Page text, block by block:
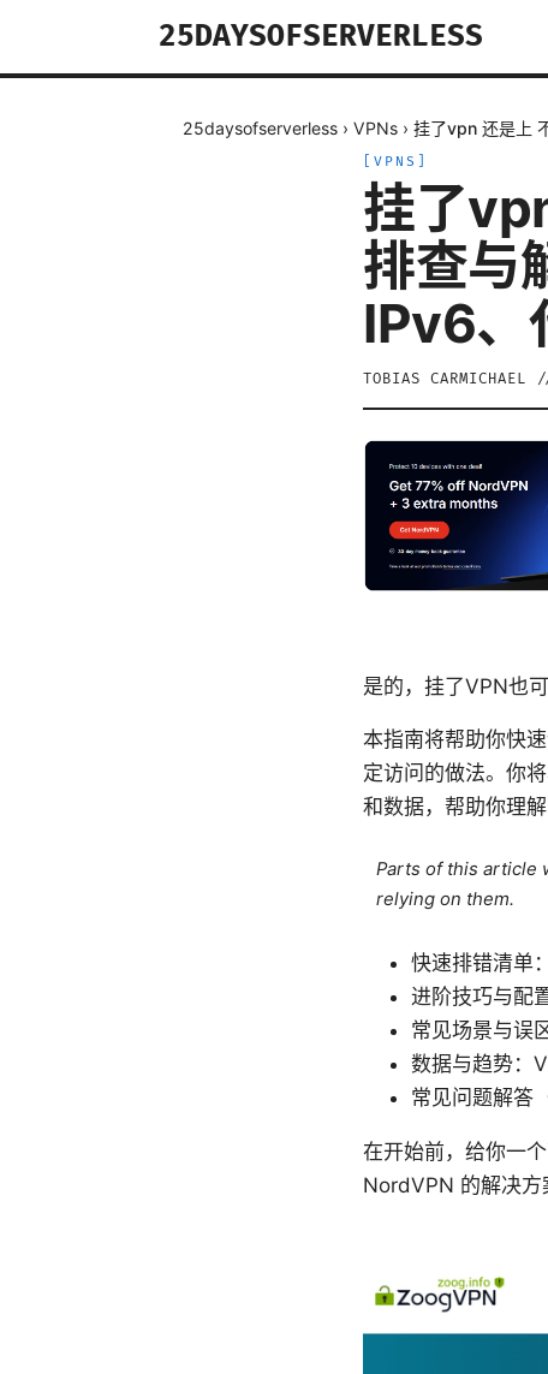
25DAYSOFSERVERLESS
25daysofserverless › VPNs › 挂了vpn 还是上
VPNS
挂了
排查与
IPv6、
TOBIAS CARMICHAEL
是的，挂了VPN也
本指南将帮助你快
定访问的做法。你
和数据，帮助你理
Parts of this article
relying on them.
快速排错清单
进阶技巧与配
常见场景与误
数据与趋势：
常见问题解答
在开始前，给你一
NordVPN 的解决方